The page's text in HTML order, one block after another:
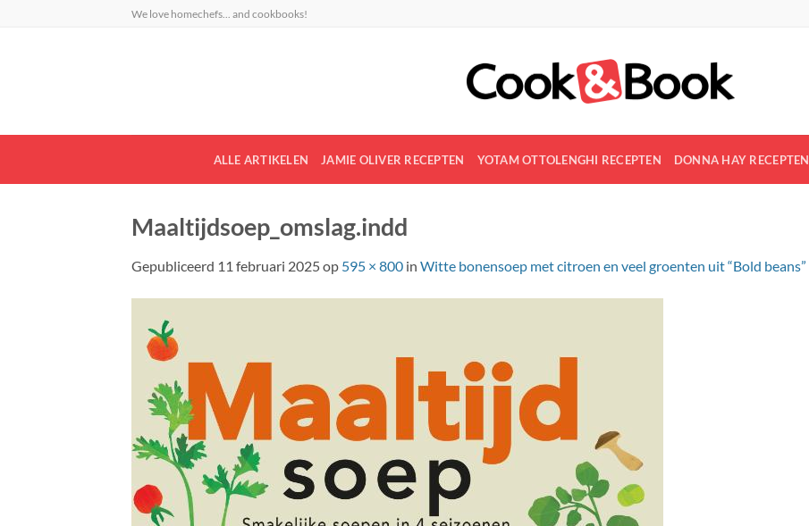
We love homechefs... and cookbooks!
ALLE ARTIKELEN JAMIE OLIVER RECEPTEN YOTAM OTTOLENGHI RECEPTEN DONNA HAY RECEPTEN
Maaltijdsoep_omslag.indd
Gepubliceerd 11 februari 2025op 595 × 800 in Witte bonensoep met citroen en veel groenten uit “Bold beans”